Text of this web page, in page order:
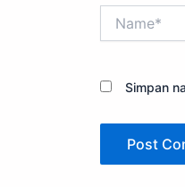
Simpan